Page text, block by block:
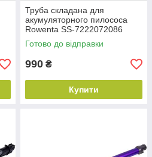
Труба складана для
акумуляторного пилососа
Rowenta SS-7222072086
металева сіра+чорна
Готово до відправки
990 ₴
Купити